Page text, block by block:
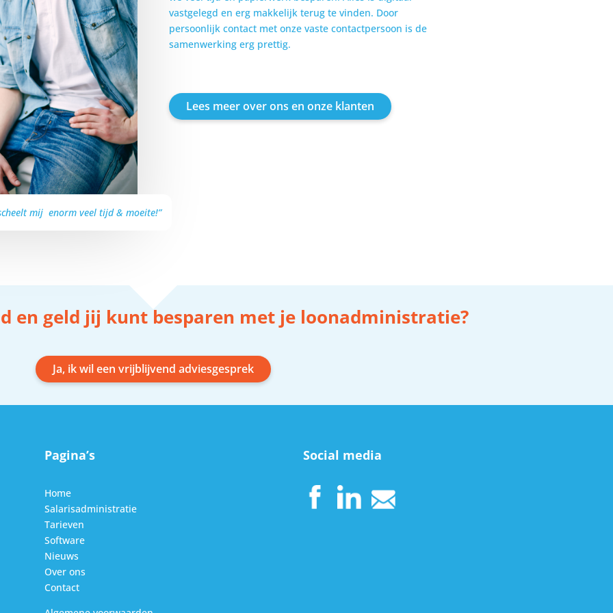
mij enorm veel tijd & moeite!”
vastgelegd en erg makkelijk terug te vinden. Door
persoonlijk contact met onze vaste contactpersoon is de
samenwerking erg prettig.
Lees meer over ons en onze klanten
en geld jij kunt besparen met je loonadministratie?
Ja, ik wil een vrijblijvend adviesgesprek
Pagina’s
Home
Salarisadministratie
Tarieven
Software
Nieuws
Over ons
Contact
Social media